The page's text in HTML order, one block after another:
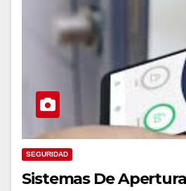
SEGURIDAD
Sistemas De